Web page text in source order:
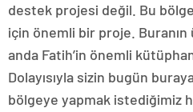
destek projesi değil. Bu
için önemli bir proje. Buranın
anda Fatih’in önemli
Dolayısıyla sizin bugün
bölgeye yapmak istediğimiz